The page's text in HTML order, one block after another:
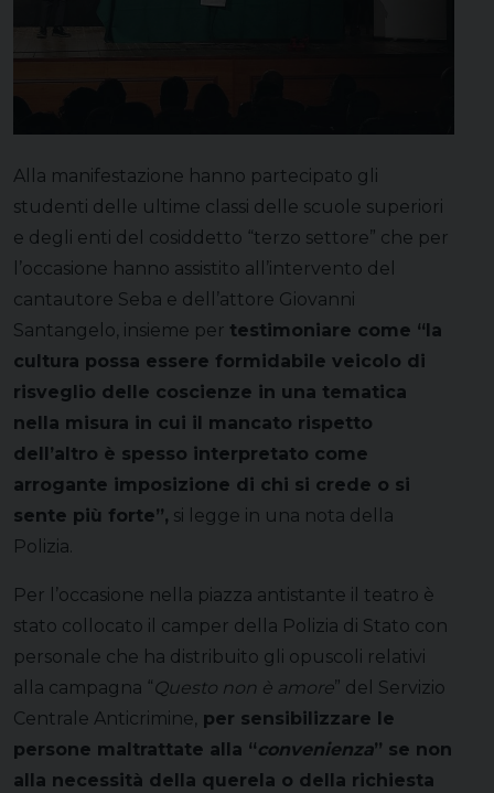
Alla manifestazione hanno partecipato gli
studenti delle ultime classi delle scuole superiori
e degli enti del cosiddetto “terzo settore” che per
l’occasione hanno assistito all’intervento del
cantautore Seba e dell’attore Giovanni
Santangelo, insieme per testimoniare come “la
cultura possa essere formidabile veicolo di
risveglio delle coscienze in una tematica
nella misura in cui il mancato rispetto
dell’altro è spesso interpretato come
arrogante imposizione di chi si crede o si
sente più forte”, si legge in una nota della
Polizia.
Per l’occasione nella piazza antistante il teatro è
stato collocato il camper della Polizia di Stato con
personale che ha distribuito gli opuscoli relativi
alla campagna “Questo non è amore” del Servizio
Centrale Anticrimine, per sensibilizzare le
persone maltrattate alla “convenienza” se non
alla necessità della querela o della richiesta